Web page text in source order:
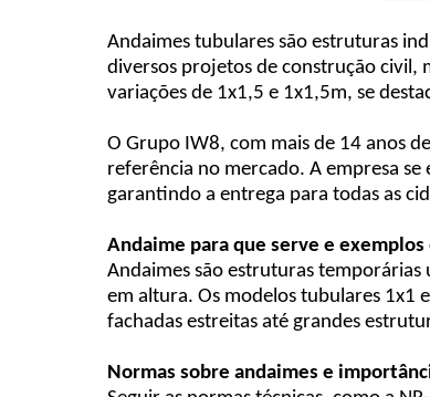
Andaimes tubulares são estruturas
diversos projetos de construção civil,
variações de 1x1,5 e 1x1,5m, se
O Grupo IW8, com mais de 14 anos
referência no mercado. A empresa se
garantindo a entrega para todas as
Andaime para que serve e exemplos
Andaimes são estruturas
em altura. Os modelos tubulares 1x1
fachadas estreitas até grandes
Normas sobre andaimes e